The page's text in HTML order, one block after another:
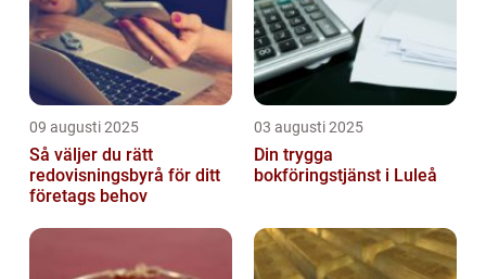
09 augusti 2025
Så väljer du rätt
redovisningsbyrå för ditt
företags behov
03 augusti 2025
Din trygga
bokföringstjänst i Luleå